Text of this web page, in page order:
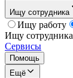
Ищу сотрудника
Ищу работу
Ищу сотрудника
Сервисы
Помощь
Ещё